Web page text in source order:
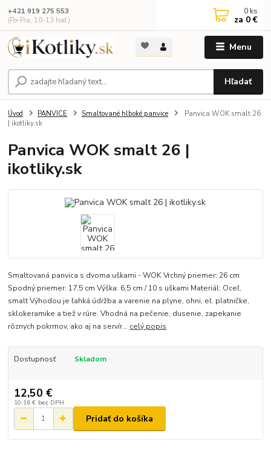
Menu
Hľadať
+421 919 275 553
(Po-Pia, 10-13 hod.)
0 ks
za 0 €
Úvod PANVICE Smaltované hlboké panvice
Panvica WOK smalt 26
| ikotliky.sk
Panvica WOK smalt 26 |
ikotliky.sk
Smaltovaná panvica s dvoma uškami - WOK Vrchný priemer: 26 cm
Spodný priemer: 17,5 cm Výška: 6,5 cm / 10 s uškami Materiál: Oceľ,
smalt Výhodou je ľahká údržba a varenie na plyne, ohni, el. platničke,
sklokeramike a tiež v rúre. Vhodná na pečenie, dusenie, zapekanie
rôznych pokrmov, ako aj na servír... celý popis
Dostupnosť Skladom
12,50 €
10,16 € bez DPH
Pridať do košíka